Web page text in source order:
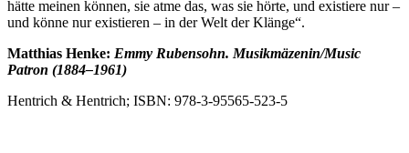
hätte meinen können, sie atme das, was sie hörte, und existiere nur –
und könne nur existieren – in der Welt der Klänge“.
Matthias Henke: Emmy Rubensohn. Musikmäzenin/Music
Patron (1884–1961)
Hentrich & Hentrich; ISBN: 978-3-95565-523-5